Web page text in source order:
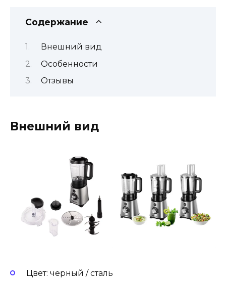
Содержание
Внешний вид
Особенности
Отзывы
Внешний вид
Цвет: черный / сталь